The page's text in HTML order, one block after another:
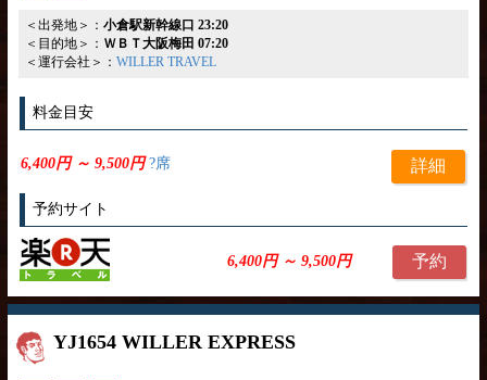
＜出発地＞： 小倉駅新幹線口 23:20
＜目的地＞： ＷＢＴ大阪梅田 07:20
＜運行会社＞： WILLER TRAVEL
料金目安
6,400円 ～ 9,500円?席 詳細
予約サイト
6,400円 ～ 9,500円 予約
YJ1654 WILLER EXPRESS